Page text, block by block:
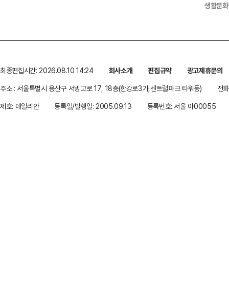
생활문
최종편집시간: 2026.08.10 14:24 회사소개 편집규약
광고제휴문의
주소 : 서울특별시 용산구 서빙고로 17, 18층(한강로3가,센트럴파크 타워동)
전
제호: 데일리안
등록일/발행일: 2005.09.13 등록번호: 서울 아00055